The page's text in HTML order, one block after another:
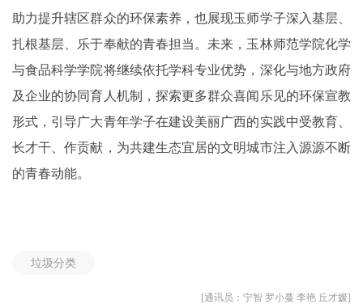
助力提升辖区群众的环保素养，也展现玉师学子深入基层、
扎根基层、乐于奉献的青春担当。未来，玉林师范学院化学
与食品科学学院将继续依托学科专业优势，深化与地方政府
及企业的协同育人机制，探索更多群众喜闻乐见的环保宣教
形式，引导广大青年学子在建设美丽广西的实践中受教育、
长才干、作贡献，为共建生态宜居的文明城市注入源源不断
的青春动能。
垃圾分类
[通讯员：宁智 罗小蔓 李艳 丘才媛]